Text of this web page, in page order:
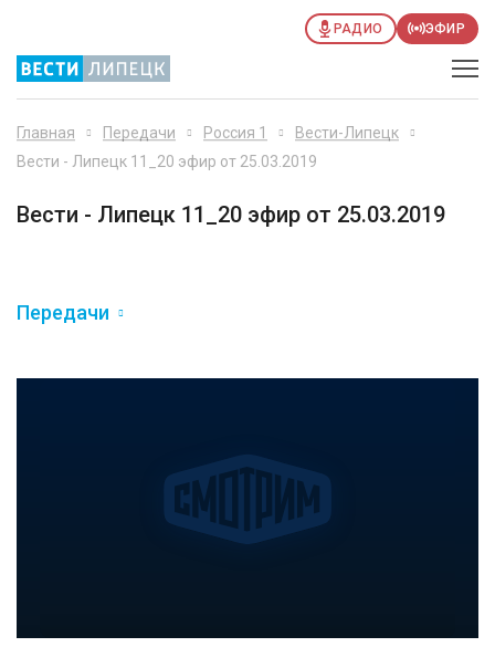
РАДИО ЭФИР
Главная Передачи Россия 1
Вести-Липецк
Вести - Липецк 11_20 эфир от 25.03.2019
Вести - Липецк 11_20 эфир от 25.03.2019
Передачи